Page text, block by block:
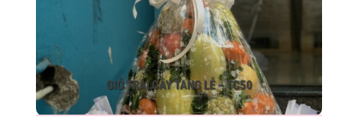
GIỎ TRÁI CÂY TANG LỄ – TC50